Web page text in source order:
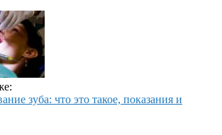
зуба: что это такое, показания и